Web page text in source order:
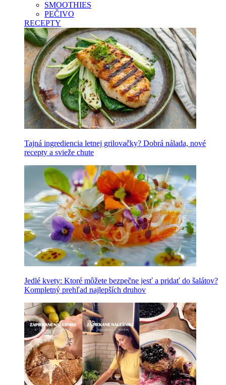
SMOOTHIES
PEČIVO
RECEPTY
Tajná ingrediencia letnej grilovačky? Dobrá nálada, nové
recepty a svieže chute
Jedlé kvety: Ktoré môžete bezpečne jesť a pridať do šalátov?
Kompletný prehľad najlepších druhov